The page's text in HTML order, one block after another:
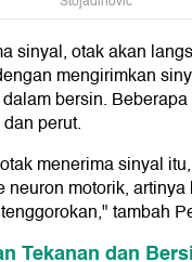
sinyal, otak akan
mengirimkan
bersin.
perut.
menerima sinyal
motorik, artinya
tambah
Tekanan dan